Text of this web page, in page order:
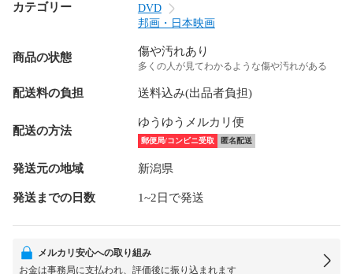
カテゴリー
DVD
邦画・日本映画
商品の状態 傷や汚れあり
多くの人が見てわかるような傷や汚れがある
配送料の負担 送料込み(出品者負担)
配送の方法
ゆうゆうメルカリ便
郵便局/コンビニ受取 匿名配送
発送元の地域 新潟県
発送までの日数 1~2日で発送
メルカリ安心への取り組み
お金は事務局に支払われ、評価後に振り込まれます